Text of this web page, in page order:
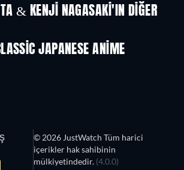
& KENJI NAGASAKI'IN DIĞER
JAPANESE ANIME
© 2026 JustWatch Tüm harici
içerikler hak sahibinin
mülkiyetindedir. (4.0.0)